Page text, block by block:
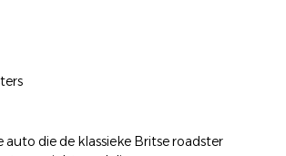
die de klassieke Britse roadster